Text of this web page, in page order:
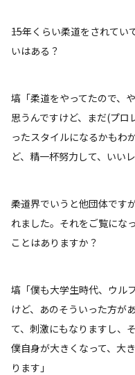
――15年くらい柔道をされて
いはある？
塙「柔道をやってたので、
思うんですけど、まだ(プ
ったスタイルになるかもわ
ど、精一杯努力して、いい
――柔道界でいうと他団体で
れました。それをご覧にな
ことはありますか？
塙「僕も大学生時代、ウル
けど、あのそういった方が
て、刺激にもなりますし、
僕自身が大きくなって、大
ります」